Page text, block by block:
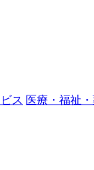
ス 医療・福祉